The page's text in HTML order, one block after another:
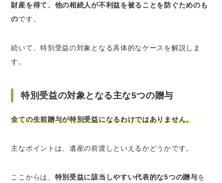
特別受益に関してよくある質問
Q2．特別受益は遺留分にも影響するの？
合はどうすればいいの？
さいごに｜トラブルの種になりやすい特別受益
財産を得て、他の相続人が不利益を被ることを防ぐためのも
のです。
続いて、特別受益の対象となる具体的なケースを解説しま
す。
特別受益の対象となる主な5つの贈与
全ての生前贈与が特別受益になるわけではありません。
主なポイントは、遺産の前渡しといえるかどうかです。
ここからは、 特別受益に該当しやすい代表的な5つの贈与を